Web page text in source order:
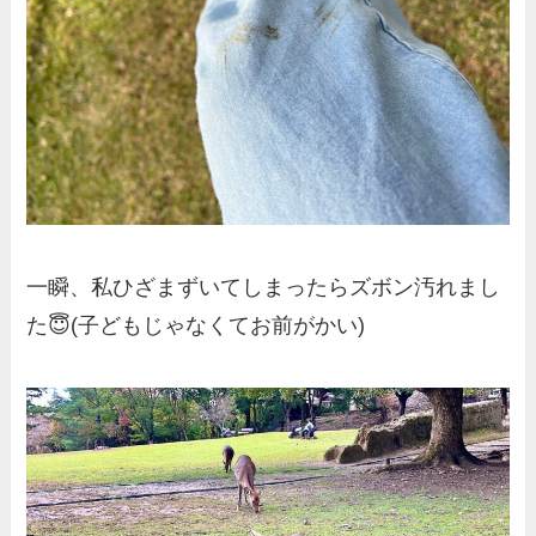
一瞬、私ひざまずいてしまったらズボン汚れまし
た😇(子どもじゃなくてお前がかい)